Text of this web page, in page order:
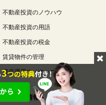
不動産投資のノウハウ
不動産投資の用語
不動産投資の税金
賃貸物件の管理
資産運用のノウハウ
運営会社情報